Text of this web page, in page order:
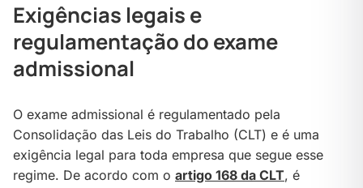
Exigências legais e
regulamentação do exame
admissional
O exame admissional é regulamentado pela
Consolidação das Leis do Trabalho (CLT) e é uma
exigência legal para toda empresa que segue esse
regime. De acordo com o artigo 168 da CLT, é